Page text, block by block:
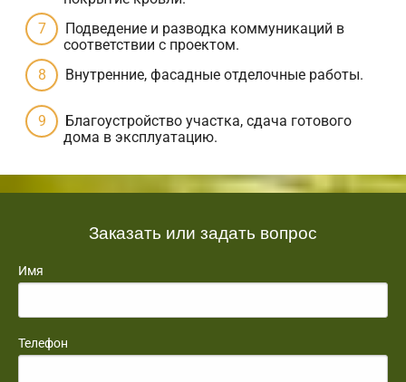
Подведение и разводка коммуникаций в
соответствии с проектом.
Внутренние, фасадные отделочные работы.
Благоустройство участка, сдача готового
дома в эксплуатацию.
Заказать или задать вопрос
Имя
Телефон